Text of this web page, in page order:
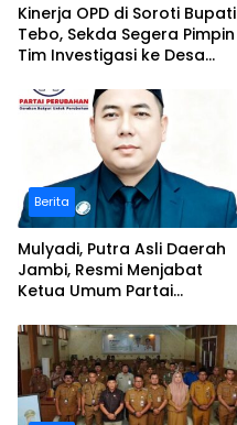
Kinerja OPD di Soroti Bupati
Tebo, Sekda Segera Pimpin
Tim Investigasi ke Desa
serumpun
Berita
Mulyadi, Putra Asli Daerah
Jambi, Resmi Menjabat
Ketua Umum Partai
Perwakilan ASEAN Partai
Perubahan di Malaysia